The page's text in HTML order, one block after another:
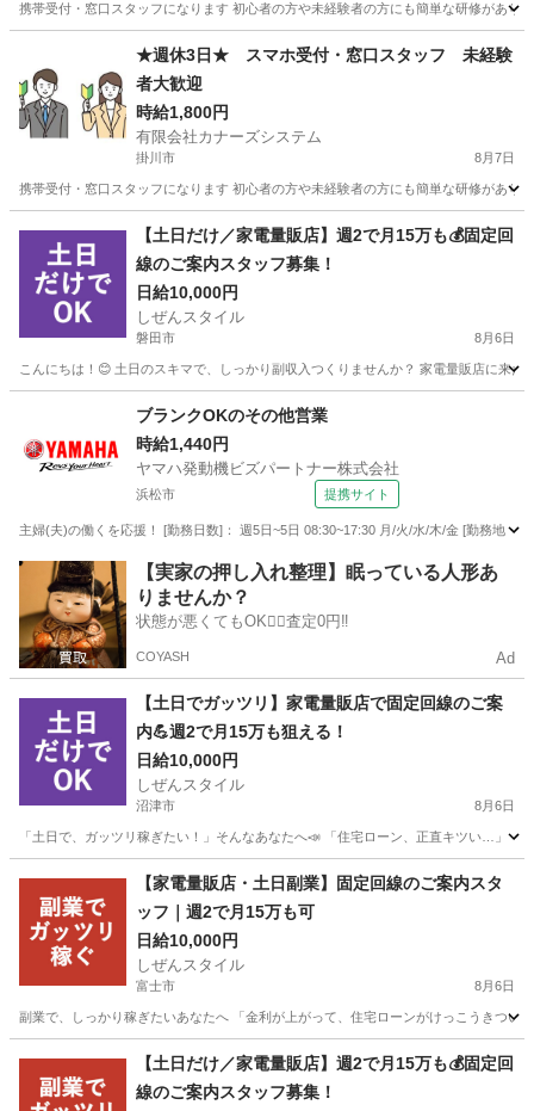
携帯受付・窓口スタッフになります 初心者の方や未経験者の方にも簡単な研修があ
携帯ショップ スタッフ
★週休3日★ スマホ受付・窓口スタッフ 未経験
者大歓迎
時給1,800円
有限会社カナーズシステム
掛川市 8月7日
携帯受付・窓口スタッフになります 初心者の方や未経験者の方にも簡単な研修があ
携帯ショップ スタッフ
【土日だけ／家電量販店】週2で月15万も💰固定回
線のご案内スタッフ募集！
日給10,000円
しぜんスタイル
磐田市 8月6日
こんにちは！😊 土日のスキマで、しっかり副収入つくりませんか？ 家電量販店に来
家電量販店 スタッフ
ブランクOKのその他営業
時給1,440円
ヤマハ発動機ビズパートナー株式会社
浜松市 提携サイト
主婦(夫)の働くを応援！ [勤務日数]： 週5日~5日 08:30~17:30 月/火/水/木/金 [勤務地
静岡 浜松市 営業
【実家の押し入れ整理】眠っている人形あ
りませんか？
状態が悪くてもOK🙆‍♀️査定0円‼️
COYASH Ad
【土日でガッツリ】家電量販店で固定回線のご案
内💪週2で月15万も狙える！
日給10,000円
しぜんスタイル
沼津市 8月6日
「土日で、ガッツリ稼ぎたい！」そんなあなたへ📣 「住宅ローン、正直キツい…」
家電量販店 フルコミ
【家電量販店・土日副業】固定回線のご案内スタ
ッフ｜週2で月15万も可
日給10,000円
しぜんスタイル
富士市 8月6日
副業で、しっかり稼ぎたいあなたへ 「金利が上がって、住宅ローンがけっこうきつ
家電量販店 ネット
【土日だけ／家電量販店】週2で月15万も💰固定回
線のご案内スタッフ募集！